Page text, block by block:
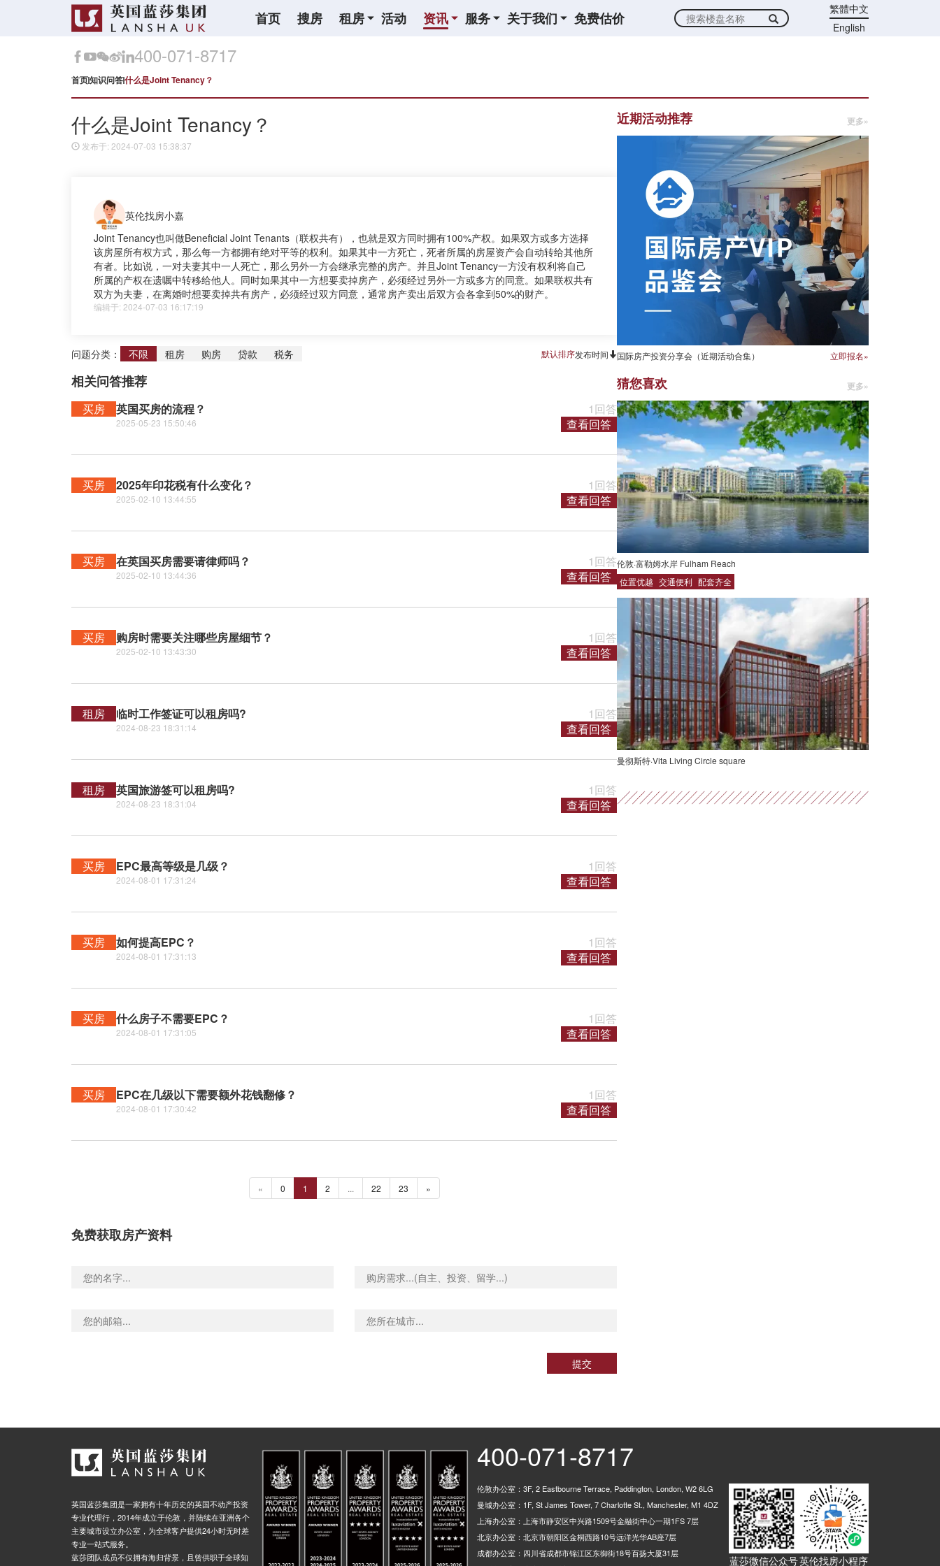
首页 搜房 租房 活动 资讯 服务 关于我们 免费估价
繁體中文
English
400-071-8717
首页知识问答什么是Joint Tenancy？
什么是Joint Tenancy？
发布于: 2024-07-03 15:38:37
英伦找房小嘉
Joint Tenancy也叫做Beneficial Joint Tenants（联权共有），也就是双方同时拥有100%产权。如果双方或多方选择
该房屋所有权方式，那么每一方都拥有绝对平等的权利。如果其中一方死亡，死者所属的房屋资产会自动转给其他所
有者。比如说，一对夫妻其中一人死亡，那么另外一方会继承完整的房产。并且Joint Tenancy一方没有权利将自己
所属的产权在遗嘱中转移给他人。同时如果其中一方想要卖掉房产，必须经过另外一方或多方的同意。如果联权共有
双方为夫妻，在离婚时想要卖掉共有房产，必须经过双方同意，通常房产卖出后双方会各拿到50%的财产。
编辑于: 2024-07-03 16:17:19
问题分类： 不限 租房 购房 贷款 税务 默认排序发布时间
相关问答推荐
买房 英国买房的流程？
2025-05-23 15:50:46
1回答
查看回答
买房 2025年印花税有什么变化？
2025-02-10 13:44:55
1回答
查看回答
买房 在英国买房需要请律师吗？
2025-02-10 13:44:36
1回答
查看回答
买房 购房时需要关注哪些房屋细节？
2025-02-10 13:43:30
1回答
查看回答
租房 临时工作签证可以租房吗?
2024-08-23 18:31:14
1回答
查看回答
租房 英国旅游签可以租房吗?
2024-08-23 18:31:04
1回答
查看回答
买房 EPC最高等级是几级？
2024-08-01 17:31:24
1回答
查看回答
买房 如何提高EPC？
2024-08-01 17:31:13
1回答
查看回答
买房 什么房子不需要EPC？
2024-08-01 17:31:05
1回答
查看回答
买房 EPC在几级以下需要额外花钱翻修？
2024-08-01 17:30:42
1回答
查看回答
« 0 1 2 ... 22 23 »
免费获取房产资料
提交
近期活动推荐 更多»
国际房产投资分享会（近期活动合集） 立即报名»
猜您喜欢 更多»
伦敦·富勒姆水岸 Fulham Reach
位置优越 交通便利 配套齐全
曼彻斯特·Vita Living Circle square
英国蓝莎集团是一家拥有十年历史的英国不动产投资
专业代理行，2014年成立于伦敦，并陆续在亚洲各个
主要城市设立办公室，为全球客户提供24小时无时差
专业一站式服务。
蓝莎团队成员不仅拥有海归背景，且曾供职于全球知
400-071-8717
伦敦办公室：3F, 2 Eastbourne Terrace, Paddington, London, W2 6LG
曼城办公室：1F, St James Tower, 7 Charlotte St., Manchester, M1 4DZ
上海办公室：上海市静安区中兴路1509号金融街中心一期1FS 7层
北京办公室：北京市朝阳区金桐西路10号远洋光华AB座7层
成都办公室：四川省成都市锦江区东御街18号百扬大厦31层
蓝莎微信公众号英伦找房小程序